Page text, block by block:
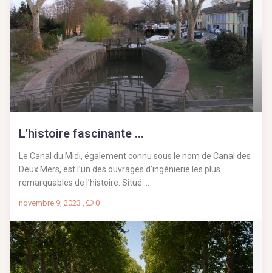
L’histoire fascinante ...
Le Canal du Midi, également connu sous le nom de Canal des
Deux Mers, est l’un des ouvrages d’ingénierie les plus
remarquables de l’histoire. Situé ...
novembre 9, 2023 , 0